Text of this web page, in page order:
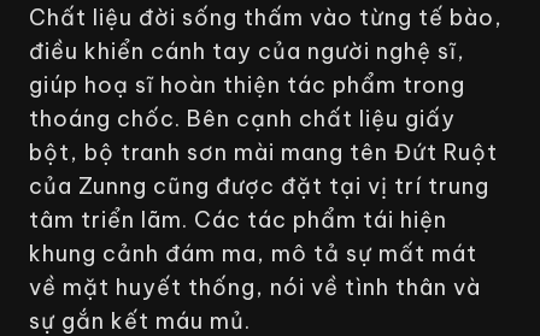
Chất liệu đời sống thấm vào từng tế bào,
điều khiển cánh tay của người nghệ sĩ,
giúp hoạ sĩ hoàn thiện tác phẩm trong
thoáng chốc. Bên cạnh chất liệu giấy
bột, bộ tranh sơn mài mang tênĐứt Ruột
của Zunng cũng được đặt tại vị trí trung
tâm triển lãm. Các tác phẩm tái hiện
khung cảnh đám ma, mô tả sự mất mát
về mặt huyết thống, nói về tình thân và
sự gắn kết máu mủ.